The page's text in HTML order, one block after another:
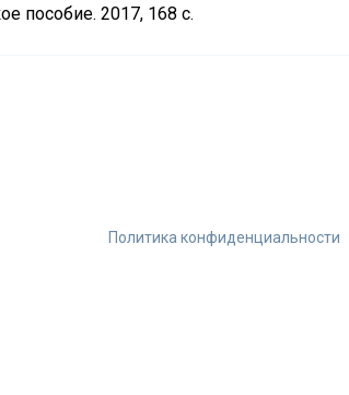
пособие. 2017, 168 с.
Политика конфиденциальности